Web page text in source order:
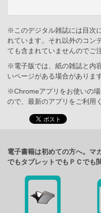
※このデジタル雑誌には目次
れています。それ以外のコン
ても含まれていませんのでご
※電子版では、紙の雑誌と内
いページがある場合があります
※Chromeアプリをお使いの
ので、最新のアプリをご利用
電子書籍は初めての方へ。マ
でもタブレットでもＰＣでも